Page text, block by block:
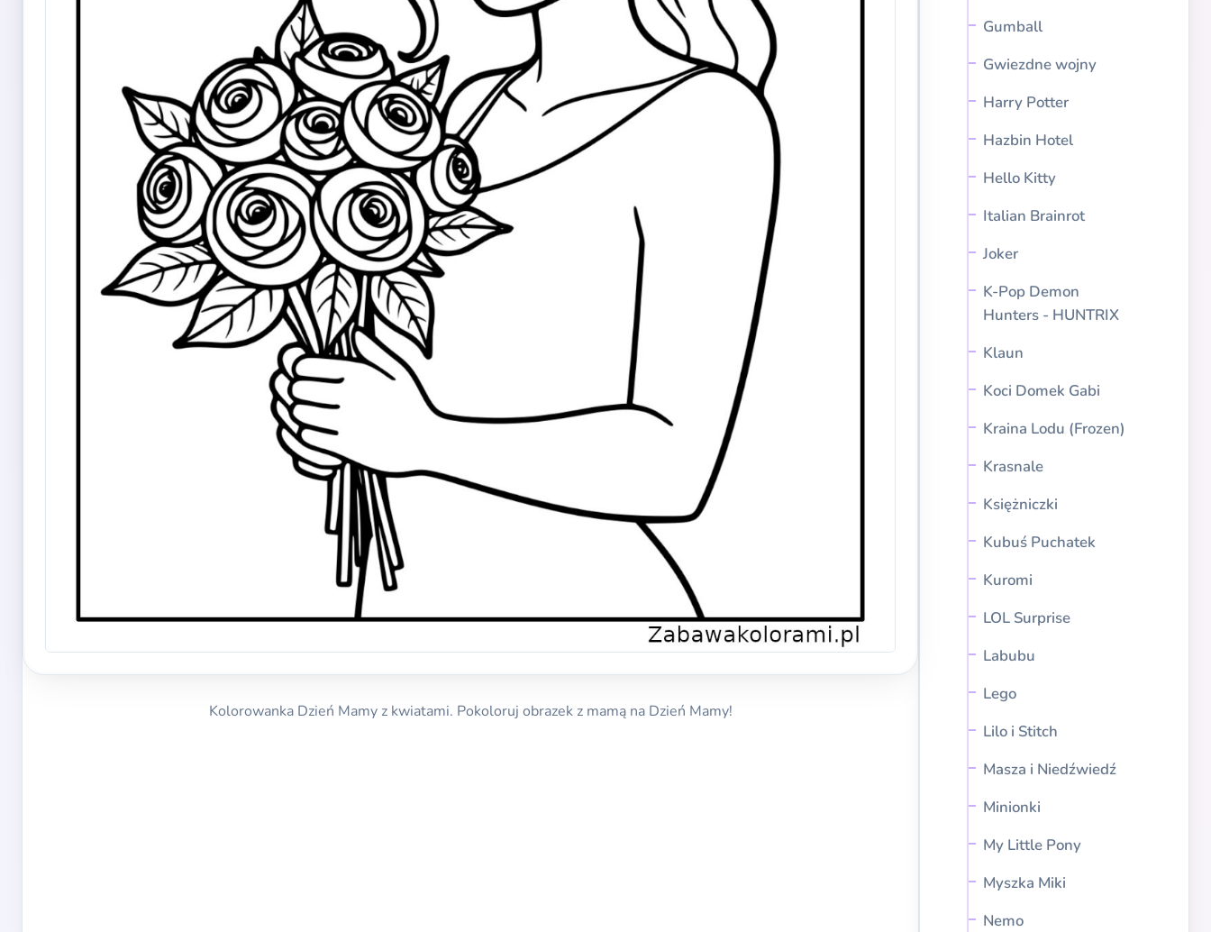
Gumball
Gwiezdne wojny
Harry Potter
Hazbin Hotel
Hello Kitty
Italian Brainrot
Joker
K-Pop Demon
Hunters - HUNTRIX
Klaun
Koci Domek Gabi
Kraina Lodu (Frozen)
Krasnale
Księżniczki
Kubuś Puchatek
Kuromi
LOL Surprise
Labubu
Lego
Lilo i Stitch
Masza i Niedźwiedź
Minionki
My Little Pony
Myszka Miki
Nemo
Kolorowanka Dzień Mamy z kwiatami. Pokoloruj obrazek z mamą na Dzień Mamy!